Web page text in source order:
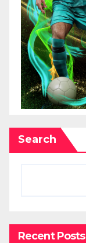
Search
Recent Posts